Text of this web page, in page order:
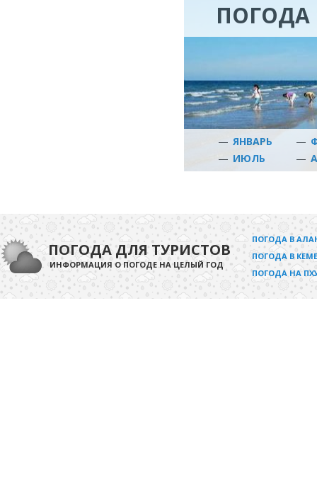
ПОГОДА
— ЯНВАРЬ —
— ИЮЛЬ —
ПОГОДА ДЛЯ ТУРИСТОВ
ИНФОРМАЦИЯ О ПОГОДЕ НА ЦЕЛЫЙ ГОД
ПОГОДА В
ПОГОДА В
ПОГОДА НА